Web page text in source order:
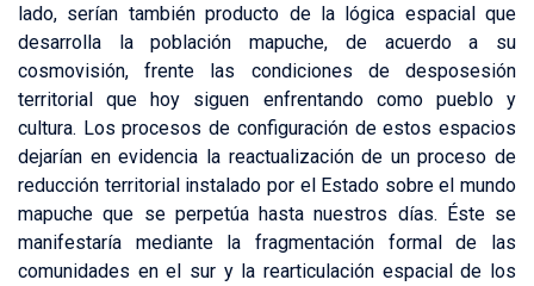
lado, serían también producto de la lógica espacial que
desarrolla la población mapuche, de acuerdo a su
cosmovisión, frente las condiciones de desposesión
territorial que hoy siguen enfrentando como pueblo y
cultura. Los procesos de configuración de estos espacios
dejarían en evidencia la reactualización de un proceso de
reducción territorial instalado por el Estado sobre el mundo
mapuche que se perpetúa hasta nuestros días. Éste se
manifestaría mediante la fragmentación formal de las
comunidades en el sur y la rearticulación espacial de los